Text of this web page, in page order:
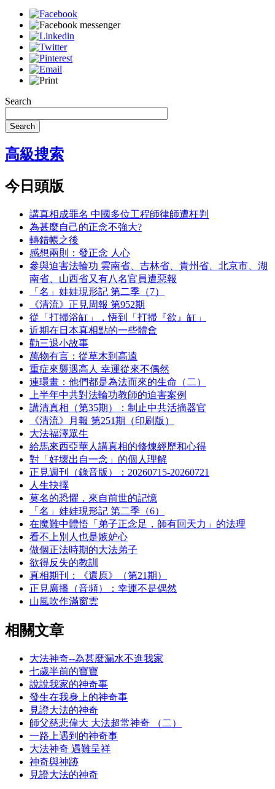
Search
Search
高級搜索
今日頭版
講真相成罪名 中國多位工程師律師遭枉判
為甚麼自己的正念不強大?
轉錯帳之後
感想兩則：發正念 人心
參與迫害法輪功 雲南省、吉林省、貴州省、北京市、湖
南省、山西省又有八名官員遭惡報
「名」娃娃現形記 第二季（7）
《清流》正見周報 第952期
從「打掃浴缸」，悟到「打掃『欲』缸」
近期在日本真相點的一些體會
勸三退小故事
萬物有言：從草木到高遠
重症來襲遇高人 幸運從來不偶然
連環畫：他們都是為法而來的生命（二）
上半年中共對法輪功教師的迫害案例
講清真相（第35期）：制止中共活摘器官
《清流》月報 第251期（印刷版）
大法福澤眾生
給馬來西亞華人講真相的修煉經歷和心得
對「好壞出自一念」的個人理解
正見週刊（錄音版）：20260715-20260721
人生抉擇
莫名的恐懼，來自前世的記憶
「名」娃娃現形記 第二季（6）
在魔難中體悟「弟子正念足，師有回天力」的法理
看不上別人也是嫉妒心
做個正法時期的大法弟子
欲得反失的教訓
真相期刊：《還原》（第21期）
正見廣播（音頻）：幸運不是偶然
山風吹作滿窗雲
相關文章
大法神奇--為甚麼漏水不進我家
七歲半前的寶寶
說說我家的神奇事
發生在我身上的神奇事
見證大法的神奇
師父慈悲偉大 大法超常神奇 （二）
一路上遇到的神奇事
大法神奇 遇難呈祥
神奇與神跡
見證大法的神奇